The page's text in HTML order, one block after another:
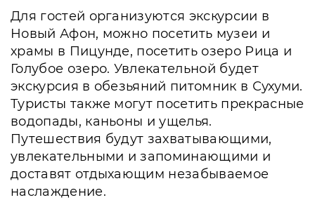
Для гостей организуются экскурсии в
Новый Афон, можно посетить музеи и
храмы в Пицунде, посетить озеро Рица и
Голубое озеро. Увлекательной будет
экскурсия в обезьяний питомник в Сухуми.
Туристы также могут посетить прекрасные
водопады, каньоны и ущелья.
Путешествия будут захватывающими,
увлекательными и запоминающими и
доставят отдыхающим незабываемое
наслаждение.